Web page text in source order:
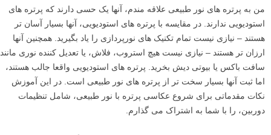
من به پرتره های نور طبیعی علاقه مندم، آنها یک حسی دارند که پرتره های
استودیویی ندارند. در مقایسه با پرتره های استودیویی، آنها بسیار آسان تر
هستند – نیازی نیست تمام تکنیک های نورپردازی را یاد بگیرید. همچنین آنها
ارزان تر هستند – نیازی نیست هیچ استروب، فلاش، یا تعدیل کننده نوری مانند
سافت باکس یا بیوتی دیش بخرید. پرتره های استودیویی واقعا جالب هستند،
اما ثبت آنها بسیار سخت تر از پرتره های نور طبیعی است. در این آموزش
نکات مقدماتی برای شروع عکاسی پرتره با نور طبیعی، شامل تنظیمات
دوربین، را با شما به اشتراک می گذارم.